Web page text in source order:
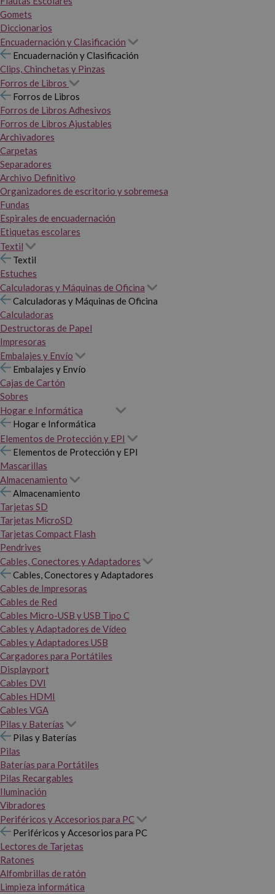
Gomets
Diccionarios
Encuadernación y Clasificación
Encuadernación y Clasificación
Clips, Chinchetas y Pinzas
Forros de Libros
Forros de Libros
Forros de Libros Adhesivos
Forros de Libros Ajustables
Archivadores
Carpetas
Separadores
Archivo Definitivo
Organizadores de escritorio y sobremesa
Fundas
Espirales de encuadernación
Etiquetas escolares
Textil
Textil
Estuches
Calculadoras y Máquinas de Oficina
Calculadoras y Máquinas de Oficina
Calculadoras
Destructoras de Papel
Impresoras
Embalajes y Envío
Embalajes y Envío
Cajas de Cartón
Sobres
Hogar e Informática
Hogar e Informática
Elementos de Protección y EPI
Elementos de Protección y EPI
Mascarillas
Almacenamiento
Almacenamiento
Tarjetas SD
Tarjetas MicroSD
Tarjetas Compact Flash
Pendrives
Cables, Conectores y Adaptadores
Cables, Conectores y Adaptadores
Cables de Impresoras
Cables de Red
Cables Micro-USB y USB Tipo C
Cables y Adaptadores de Vídeo
Cables y Adaptadores USB
Cargadores para Portátiles
Displayport
Cables DVI
Cables HDMI
Cables VGA
Pilas y Baterías
Pilas y Baterías
Pilas
Baterías para Portátiles
Pilas Recargables
Iluminación
Vibradores
Periféricos y Accesorios para PC
Periféricos y Accesorios para PC
Lectores de Tarjetas
Ratones
Alfombrillas de ratón
Limpieza informática